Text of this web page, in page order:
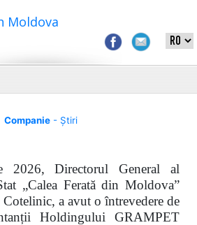
Moldova
Companie- Știri
Directorul General al
„Calea Ferată din Moldova”
a avut o întrevedere de
Holdingului GRAMPET